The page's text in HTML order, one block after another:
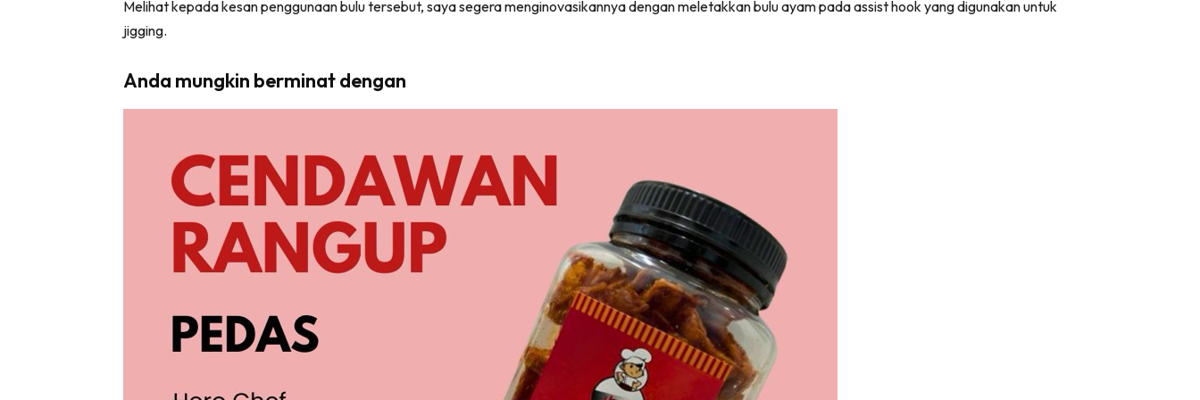
Melihat kepada kesan penggunaan bulu tersebut, saya segera menginovasikannya dengan meletakkan bulu ayam pada assist hook yang digunakan untuk
jigging.
Anda mungkin berminat dengan